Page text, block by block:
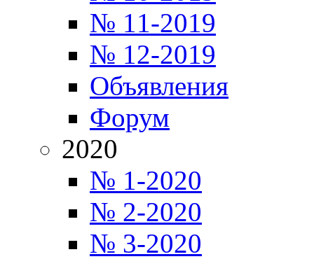
№ 11-2019
№ 12-2019
Объявления
Форум
2020
№ 1-2020
№ 2-2020
№ 3-2020